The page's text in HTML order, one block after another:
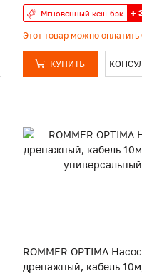
Мгновенный кеш-бэк +
Этот товар можно
КУПИТЬ
ROMMER OPTIMA Насос
дренажный, кабель